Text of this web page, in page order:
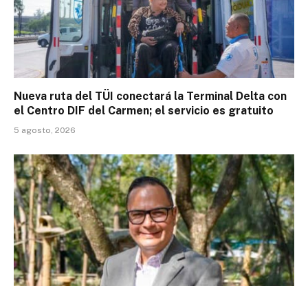
Nueva ruta del TÜI conectará la Terminal Delta con
el Centro DIF del Carmen; el servicio es gratuito
5 agosto, 2026